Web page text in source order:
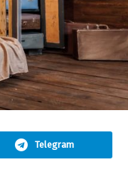
Telegram